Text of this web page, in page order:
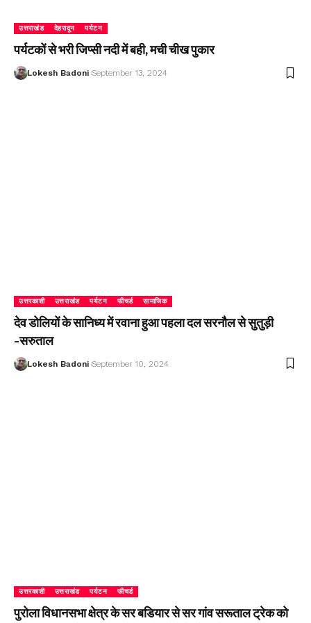
उत्तराखंड देहरादून पर्यटन
पर्यटकों से भरी जिप्सी नदी में बही, मची चीख पुकार
Lokesh Badoni September 13, 2024
उत्तरकाशी उत्तराखंड पर्यटन फीचर्ड सामाजिक
देव डोलियों के सानिध्य में रवाना हुआ पहला दल सरनौल से सुतुड़ी
-सरुताल
Lokesh Badoni September 10, 2024
उत्तरकाशी उत्तराखंड पर्यटन फीचर्ड
पुरोला विधानसभा क्षेत्र के सर बडियार से सर गांव सरूताल ट्रेक को